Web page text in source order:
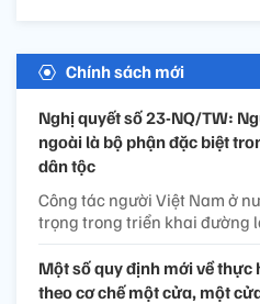
Chính sách mới
Nghị quyết số 23-NQ/TW:
ngoài là bộ phận đặc biệt
dân tộc
Công tác người Việt Nam ở
trọng trong triển khai đường
Một số quy định mới về thực
theo cơ chế một cửa, một